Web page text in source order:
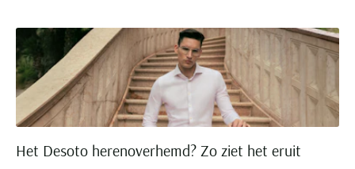
Het Desoto herenoverhemd? Zo ziet het eruit